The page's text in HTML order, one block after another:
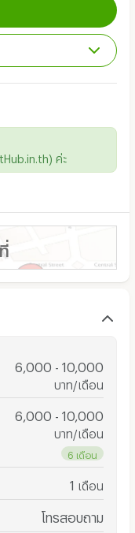
ค่ะ
6,000 - 10,000
บาท/เดือน
6,000 - 10,000
บาท/เดือน
6 เดือน
1 เดือน
โทรสอบถาม